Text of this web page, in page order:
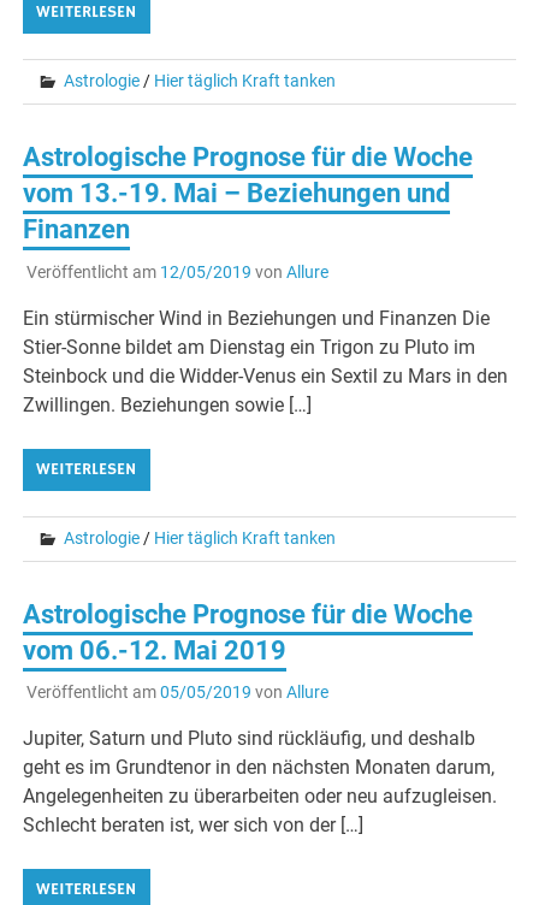
WEITERLESEN
Astrologie/ Hier täglich Kraft tanken
Astrologische Prognose für die Woche
vom 13.-19. Mai – Beziehungen und
Finanzen
Veröffentlicht am 12/05/2019 von Allure
Ein stürmischer Wind in Beziehungen und Finanzen Die
Stier-Sonne bildet am Dienstag ein Trigon zu Pluto im
Steinbock und die Widder-Venus ein Sextil zu Mars in den
Zwillingen. Beziehungen sowie […]
WEITERLESEN
Astrologie / Hier täglich Kraft tanken
Astrologische Prognose für die Woche
vom 06.-12. Mai 2019
Veröffentlicht am05/05/2019 von Allure
Jupiter, Saturn und Pluto sind rückläufig, und deshalb
geht es im Grundtenor in den nächsten Monaten darum,
Angelegenheiten zu überarbeiten oder neu aufzugleisen.
Schlecht beraten ist, wer sich von der […]
WEITERLESEN